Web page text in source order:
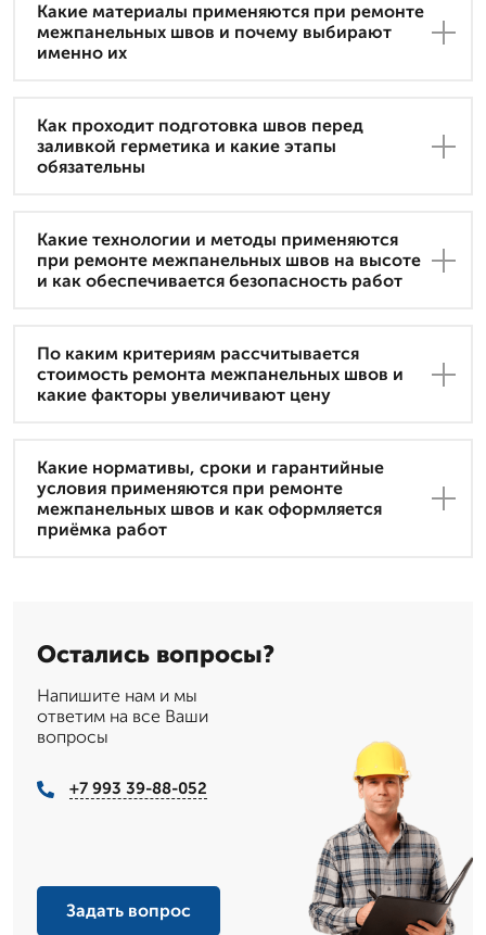
Какие материалы применяются при ремонте
межпанельных швов и почему выбирают
именно их
Как проходит подготовка швов перед
заливкой герметика и какие этапы
обязательны
Какие технологии и методы применяются
при ремонте межпанельных швов на высоте
и как обеспечивается безопасность работ
По каким критериям рассчитывается
стоимость ремонта межпанельных швов и
какие факторы увеличивают цену
Какие нормативы, сроки и гарантийные
условия применяются при ремонте
межпанельных швов и как оформляется
приёмка работ
Остались вопросы?
Напишите нам и мы
ответим на все Ваши
вопросы
+7 993 39-88-052
Задать вопрос